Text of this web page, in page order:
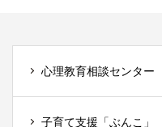
心理教育相談センター
子育て支援「ぶんこ」